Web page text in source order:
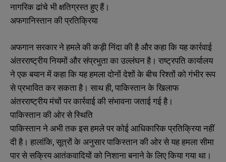
नागरिक ढांचे भी क्षतिग्रस्त हुए हैं।
अफगानिस्तान की प्रतिक्रिया
अफगान सरकार ने हमले की कड़ी निंदा की है और कहा कि यह कार्रवाई
अंतरराष्ट्रीय नियमों और संप्रभुता का उल्लंघन है। राष्ट्रपति कार्यालय
ने एक बयान में कहा कि यह हमला दोनों देशों के बीच रिश्तों को गंभीर रूप
से प्रभावित कर सकता है। साथ ही, पाकिस्तान के खिलाफ
अंतरराष्ट्रीय मंचों पर कार्रवाई की संभावना जताई गई है।
पाकिस्तान की ओर से स्थिति
पाकिस्तान ने अभी तक इस हमले पर कोई आधिकारिक प्रतिक्रिया नहीं
दी है। हालांकि, सूत्रों के अनुसार पाकिस्तान की ओर से यह हमला सीमा
पार से सक्रिय आतंकवादियों को निशाना बनाने के लिए किया गया था।